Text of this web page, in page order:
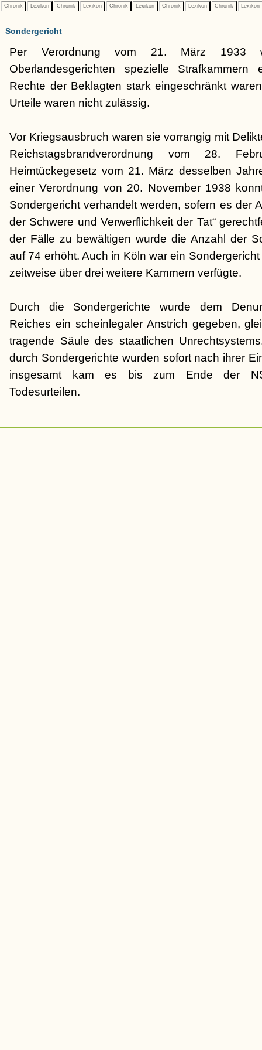
Chronik Lexikon Chronik Lexikon Chronik Lexikon Chronik Lexikon Chronik Lexikon
Sondergericht
Per Verordnung vom 21. März 1933
Oberlandesgerichten spezielle
Rechte der Beklagten stark eingeschränkt
Urteile waren nicht zulässig.
Vor Kriegsausbruch waren sie vorrangig mit
Reichstagsbrandverordnung vom 28.
Heimtückegesetz vom 21. März desselben
einer Verordnung von 20. November 1938
Sondergericht verhandelt werden, sofern es der
der Schwere und Verwerflichkeit der Tat“
der Fälle zu bewältigen wurde die Anzahl der
auf 74 erhöht. Auch in Köln war ein
zeitweise über drei weitere Kammern verfügte.
Durch die Sondergerichte wurde dem
Reiches ein scheinlegaler Anstrich gegeben,
tragende Säule des staatlichen
durch Sondergerichte wurden sofort nach ihrer
insgesamt kam es bis zum Ende der
Todesurteilen.